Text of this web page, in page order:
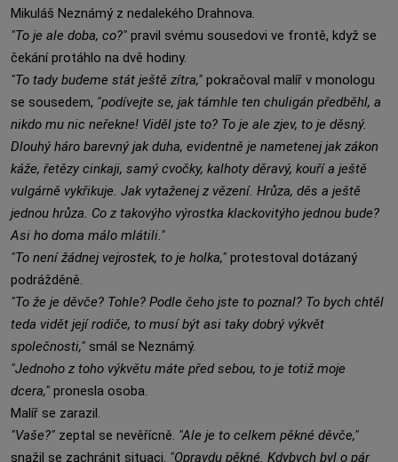
Mikuláš Neznámý z nedalekého Drahnova.
"To je ale doba, co?" pravil svému sousedovi ve frontě, když se
čekání protáhlo na dvě hodiny.
"To tady budeme stát ještě zítra," pokračoval malíř v monologu
se sousedem, "podívejte se, jak támhle ten chuligán předběhl, a
nikdo mu nic neřekne! Viděl jste to? To je ale zjev, to je děsný.
Dlouhý háro barevný jak duha, evidentně je nametenej jak zákon
káže, řetězy cinkaji, samý cvočky, kalhoty děravý, kouří a ještě
vulgárně vykřikuje. Jak vytaženej z vězení. Hrůza, děs a ještě
jednou hrůza. Co z takovýho výrostka klackovitýho jednou bude?
Asi ho doma málo mlátili."
"To není žádnej vejrostek, to je holka," protestoval dotázaný
podrážděně.
"To že je děvče? Tohle? Podle čeho jste to poznal? To bych chtěl
teda vidět její rodiče, to musí být asi taky dobrý výkvět
společnosti," smál se Neznámý.
"Jednoho z toho výkvětu máte před sebou, to je totiž moje
dcera," pronesla osoba.
Malíř se zarazil.
"Vaše?" zeptal se nevěřícně. "Ale je to celkem pěkné děvče,"
snažil se zachránit situaci. "Opravdu pěkné. Kdybych byl o pár